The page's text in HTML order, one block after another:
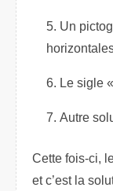
Un
Le sigle
Autre
Cette fois-ci,
et c’est la